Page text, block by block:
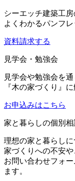
シーエッチ建築工
よくわかるパンフ
資料請求する
見学会・勉強会
見学会や勉強会を通
『木の家づくり』
お申込みはこちら
家と暮らしの個別相
理想の家と暮らし
家づくりへの不安や
お問い合わせフォ
ます。